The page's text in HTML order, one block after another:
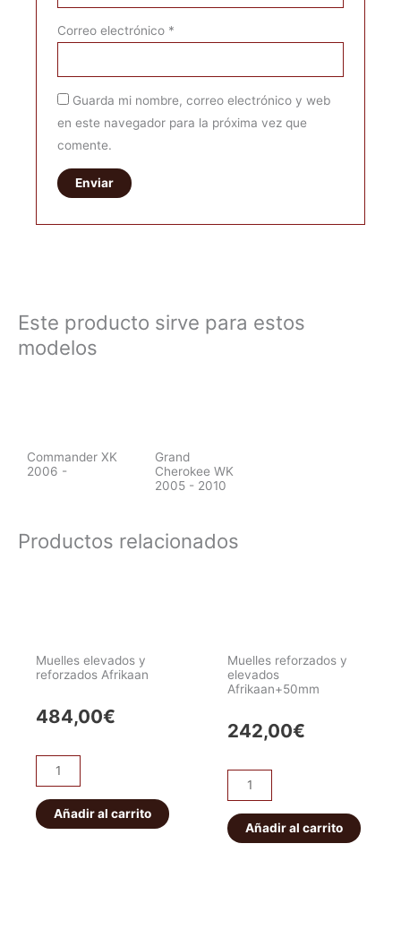
Correo electrónico *
Guarda mi nombre, correo electrónico y web
en este navegador para la próxima vez que
comente.
Este producto sirve para estos
modelos
Commander XK
2006 -
Grand
Cherokee WK
2005 - 2010
Productos relacionados
Muelles elevados y
reforzados Afrikaan
484,00€
Muelles
elevados
y
reforzados
Añadir al carrito
Muelles reforzados y
elevados
Afrikaan+50mm
242,00€
Muelles
reforzados
y
elevados
Añadir al carrito